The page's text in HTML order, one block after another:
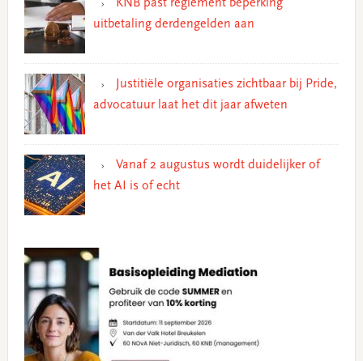
KNB past reglement beperking
uitbetaling derdengelden aan
Justitiële organisaties zichtbaar bij Pride,
advocatuur laat het dit jaar afweten
Vanaf 2 augustus wordt duidelijker of
het AI is of echt